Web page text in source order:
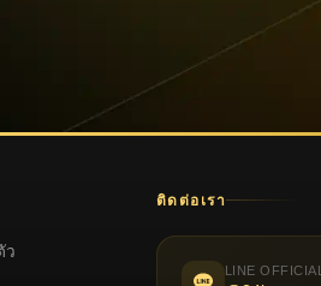
ว
ติดต่อเรา
LINE OFFICIAL